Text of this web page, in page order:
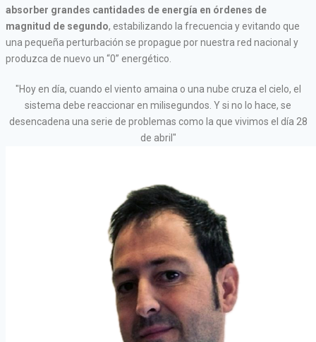
absorber grandes cantidades de energía en órdenes de
magnitud de segundo, estabilizando la frecuencia y evitando que
una pequeña perturbación se propague por nuestra red nacional y
produzca de nuevo un “0” energético.
"Hoy en día, cuando el viento amaina o una nube cruza el cielo, el
sistema debe reaccionar en milisegundos. Y si no lo hace, se
desencadena una serie de problemas como la que vivimos el día 28
de abril"